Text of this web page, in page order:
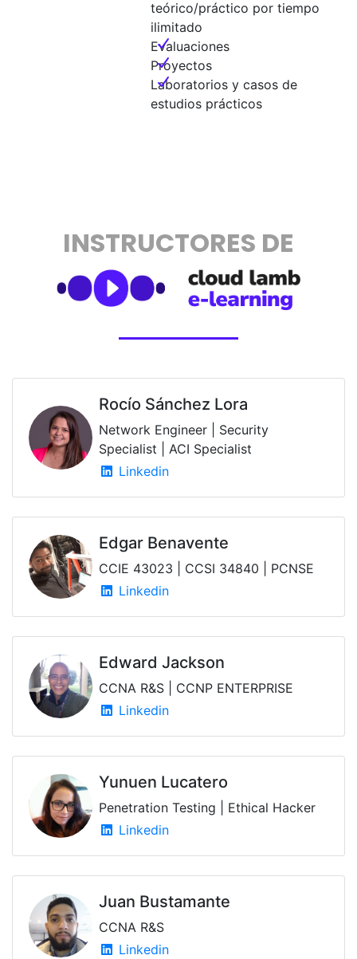
teórico/práctico por tiempo
ilimitado
Evaluaciones
Proyectos
Laboratorios y casos de
estudios prácticos
INSTRUCTORES DE
Rocío Sánchez Lora
Network Engineer | Security
Specialist | ACI Specialist
Linkedin
Edgar Benavente
CCIE 43023 | CCSI 34840 | PCNSE
Linkedin
Edward Jackson
CCNA R&S | CCNP ENTERPRISE
Linkedin
Yunuen Lucatero
Penetration Testing | Ethical Hacker
Linkedin
Juan Bustamante
CCNA R&S
Linkedin